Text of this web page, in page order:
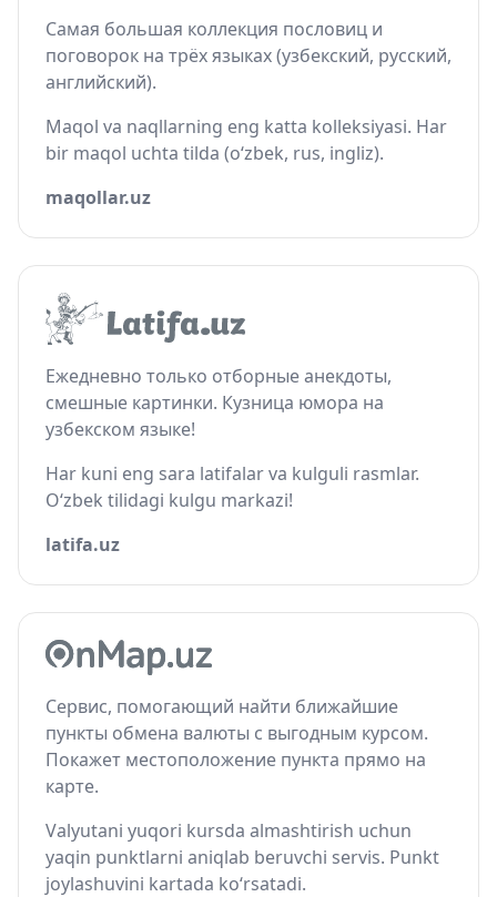
Самая большая коллекция пословиц и
поговорок на трёх языках (узбекский, русский,
английский).
Maqol va naqllarning eng katta kolleksiyasi. Har
bir maqol uchta tilda (o‘zbek, rus, ingliz).
maqollar.uz
Ежедневно только отборные анекдоты,
смешные картинки. Кузница юмора на
узбекском языке!
Har kuni eng sara latifalar va kulguli rasmlar.
O‘zbek tilidagi kulgu markazi!
latifa.uz
Сервис, помогающий найти ближайшие
пункты обмена валюты с выгодным курсом.
Покажет местоположение пункта прямо на
карте.
Valyutani yuqori kursda almashtirish uchun
yaqin punktlarni aniqlab beruvchi servis. Punkt
joylashuvini kartada ko‘rsatadi.